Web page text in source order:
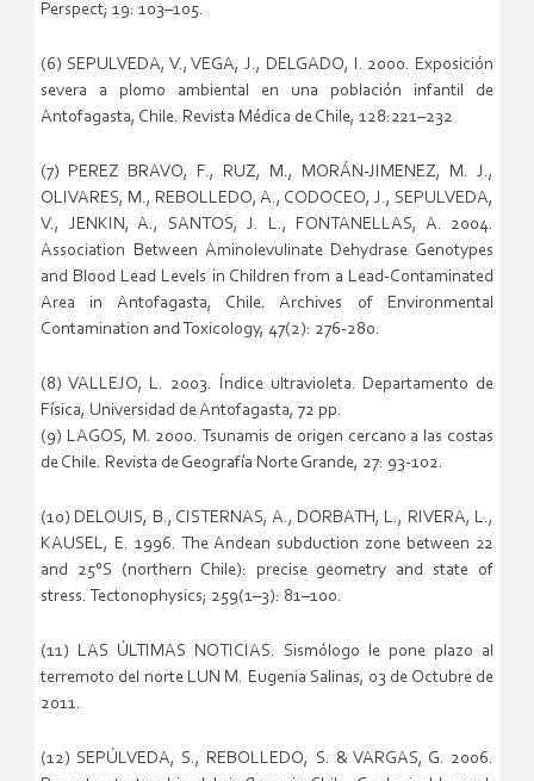
Perspect; 19: 103–105.
(6) SEPULVEDA, V., VEGA, J., DELGADO, I. 2000. Exposición
severa a plomo ambiental en una población infantil de
Antofagasta, Chile. Revista Médica de Chile, 128:221–232
(7) PEREZ BRAVO, F., RUZ, M., MORÁN-JIMENEZ, M. J.,
OLIVARES, M., REBOLLEDO, A., CODOCEO, J., SEPULVEDA,
V., JENKIN, A., SANTOS, J. L., FONTANELLAS, A. 2004.
Association Between Aminolevulinate Dehydrase Genotypes
and Blood Lead Levels in Children from a Lead-Contaminated
Area in Antofagasta, Chile. Archives of Environmental
Contamination and Toxicology, 47(2): 276-280.
(8) VALLEJO, L. 2003. Índice ultravioleta. Departamento de
Física, Universidad de Antofagasta, 72 pp.
(9) LAGOS, M. 2000. Tsunamis de origen cercano a las costas
de Chile. Revista de Geografía Norte Grande, 27: 93-102.
(10) DELOUIS, B., CISTERNAS, A., DORBATH, L., RIVERA, L.,
KAUSEL, E. 1996. The Andean subduction zone between 22
and 25°S (northern Chile): precise geometry and state of
stress. Tectonophysics; 259(1–3): 81–100.
(11) LAS ÚLTIMAS NOTICIAS. Sismólogo le pone plazo al
terremoto del norte LUN M. Eugenia Salinas, 03 de Octubre de
2011.
(12) SEPÚLVEDA, S., REBOLLEDO, S. & VARGAS, G. 2006.